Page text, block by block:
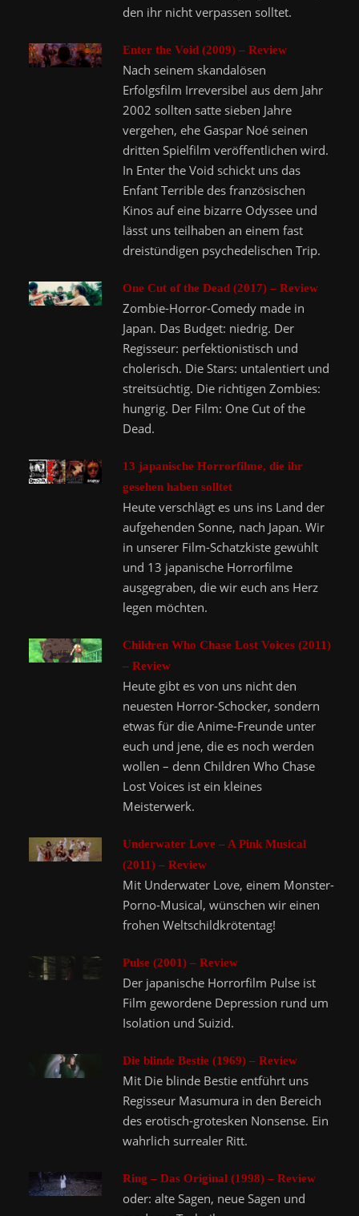
den ihr nicht verpassen solltet.
Enter the Void (2009) – Review
Nach seinem skandalösen
Erfolgsfilm Irreversibel aus dem Jahr
2002 sollten satte sieben Jahre
vergehen, ehe Gaspar Noé seinen
dritten Spielfilm veröffentlichen wird.
In Enter the Void schickt uns das
Enfant Terrible des französischen
Kinos auf eine bizarre Odyssee und
lässt uns teilhaben an einem fast
dreistündigen psychedelischen Trip.
One Cut of the Dead (2017) – Review
Zombie-Horror-Comedy made in
Japan. Das Budget: niedrig. Der
Regisseur: perfektionistisch und
cholerisch. Die Stars: untalentiert und
streitsüchtig. Die richtigen Zombies:
hungrig. Der Film: One Cut of the
Dead.
13 japanische Horrorfilme, die ihr
gesehen haben solltet
Heute verschlägt es uns ins Land der
aufgehenden Sonne, nach Japan. Wir
in unserer Film-Schatzkiste gewühlt
und 13 japanische Horrorfilme
ausgegraben, die wir euch ans Herz
legen möchten.
Children Who Chase Lost Voices (2011)
– Review
Heute gibt es von uns nicht den
neuesten Horror-Schocker, sondern
etwas für die Anime-Freunde unter
euch und jene, die es noch werden
wollen – denn Children Who Chase
Lost Voices ist ein kleines
Meisterwerk.
Underwater Love – A Pink Musical
(2011) – Review
Mit Underwater Love, einem Monster-
Porno-Musical, wünschen wir einen
frohen Weltschildkrötentag!
Pulse (2001) – Review
Der japanische Horrorfilm Pulse ist
Film gewordene Depression rund um
Isolation und Suizid.
Die blinde Bestie (1969) – Review
Mit Die blinde Bestie entführt uns
Regisseur Masumura in den Bereich
des erotisch-grotesken Nonsense. Ein
wahrlich surrealer Ritt.
Ring – Das Original (1998) – Review
oder: alte Sagen, neue Sagen und